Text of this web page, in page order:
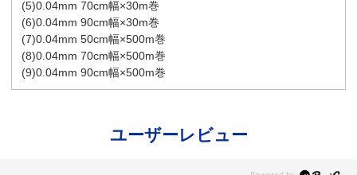
(5)0.04mm 70cm幅×30m巻
(6)0.04mm 90cm幅×30m巻
(7)0.04mm 50cm幅×500m巻
(8)0.04mm 70cm幅×500m巻
(9)0.04mm 90cm幅×500m巻
ユーザーレビュー